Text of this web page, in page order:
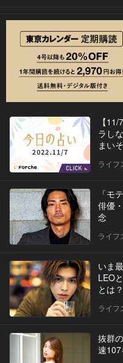
【
ラし
まい
ライフ
「モ
俳優
念
ライフ
いま
LEO
とは？
ライフ
抜群
速